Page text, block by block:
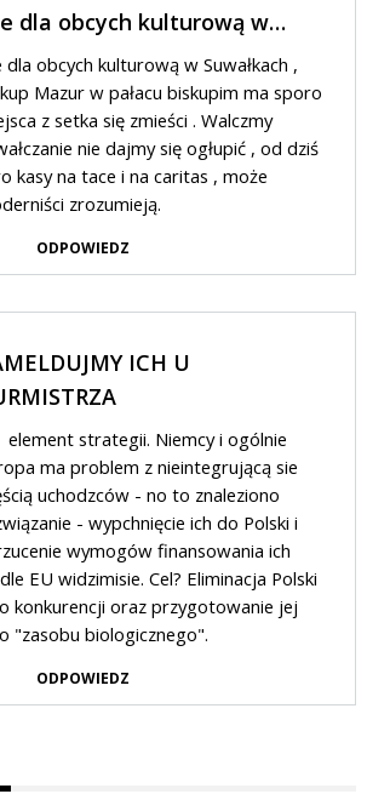
dla obcych kulturową w…
dla obcych kulturową w Suwałkach ,
Mazur w pałacu biskupim ma sporo
z setka się zmieści . Walczmy
nie dajmy się ogłupić , od dziś
kasy na tace i na caritas , może
zrozumieją.
ODPOWIEDZ
ICH U
strategii. Niemcy i ogólnie
ma problem z nieintegrującą sie
uchodzców - no to znaleziono
- wypchnięcie ich do Polski i
wymogów finansowania ich
EU widzimisie. Cel? Eliminacja Polski
konkurencji oraz przygotowanie jej
"zasobu biologicznego".
ODPOWIEDZ